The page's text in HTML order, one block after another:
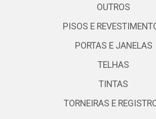
OUTROS
PISOS E
PORTAS E JANELAS
TELHAS
TINTAS
TORNEIRAS E